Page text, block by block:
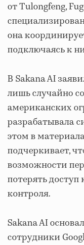
от Tulongfeng,
она
подключаясь к
В Sakana AI
лишь случайно
американских
разрабатывала
этом в
подчеркивает,
возможности
потерять
контроля.
Sakana AI
сотрудники